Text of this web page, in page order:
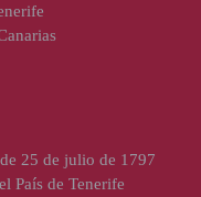
25 de julio de 1797
País de Tenerife